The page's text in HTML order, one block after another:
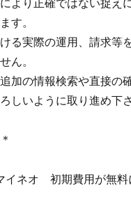
より正確ではない捉え
す。
る実際の運用、請求等
ん。
加の情報検索や直接の
しいように取り進め下さ
イネオ 初期費用が無料